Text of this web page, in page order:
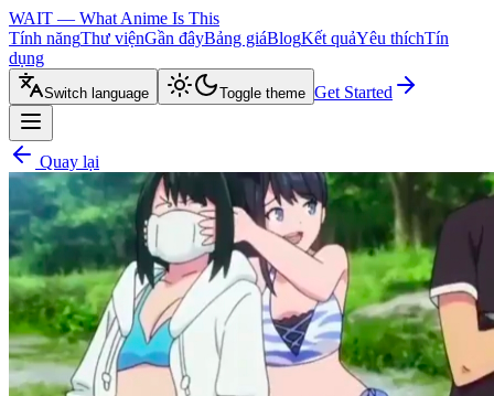
WAIT — What Anime Is This
Tính năngThư việnGần đâyBảng giáBlogKết quảYêu thíchTín
dụng
Switch language Toggle theme Get Started
Quay lại